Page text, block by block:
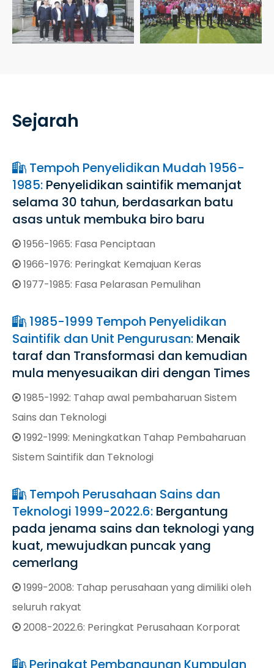
Sejarah
 Tempoh Penyelidikan Mudah 1956-
1985: Penyelidikan saintifik memanjat
selama 30 tahun, berdasarkan batu
asas untuk membuka biro baru
 1956-1965: Fasa Penciptaan
 1966-1976: Peringkat Kemajuan Keras
 1977-1985: Fasa Pelarasan Pemulihan
 1985-1999 Tempoh Penyelidikan
Saintifik dan Unit Pengurusan: Menaik
taraf dan Transformasi dan kemudian
mula menyesuaikan diri dengan Times
 1985-1992: Tahap awal pembaharuan Sistem
Sains dan Teknologi
 1992-1999: Meningkatkan Tahap Pembaharuan
Sistem Saintifik dan Teknologi
 Tempoh Perusahaan Sains dan
Teknologi 1999-2022.6: Bergantung
pada jenama sains dan teknologi yang
kuat, mewujudkan puncak yang
cemerlang
 1999-2008: Tahap perusahaan yang dimiliki oleh
seluruh rakyat
 2008-2022.6: Peringkat Perusahaan Korporat
